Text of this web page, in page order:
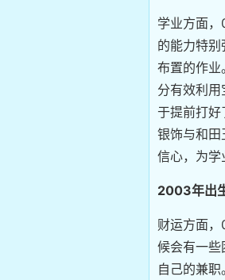
学业方面
的能力特
布置的作业
分有效利
于提前打好
银饰与和田
信心，为学
2003年出
财运方面
候会有一些
自己的兼